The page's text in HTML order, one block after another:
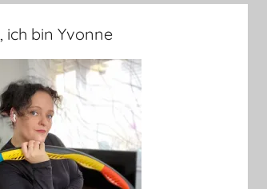
ich bin Yvonne